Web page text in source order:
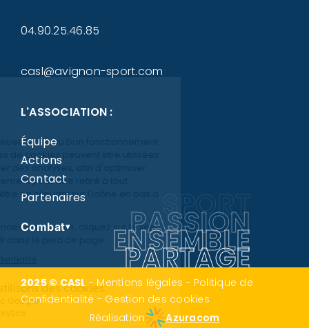
04.90.25.46.85
casl@avignon-sport.com
L'ASSOCIATION :
Équipe
Actions
Contact
Partenaires
Combat▾
SPORT
PASSION
ENSEMBLE
PARTAGE
2025 © CASL - Mentions légales - Politique de
Confidentialité - Gestion des cookies
Réalisation
Azuracom